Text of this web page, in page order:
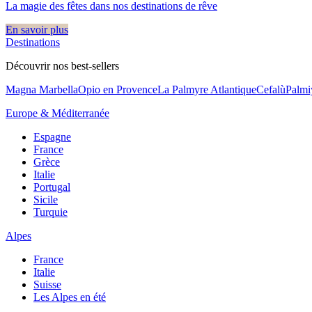
La magie des fêtes dans nos destinations de rêve​
En savoir plus
Destinations
Découvrir nos best-sellers
Magna MarbellaOpio en ProvenceLa Palmyre AtlantiqueCefalù
Europe & Méditerranée
Espagne
France
Grèce
Italie
Portugal
Sicile
Turquie
Alpes
France
Italie
Suisse
Les Alpes en été